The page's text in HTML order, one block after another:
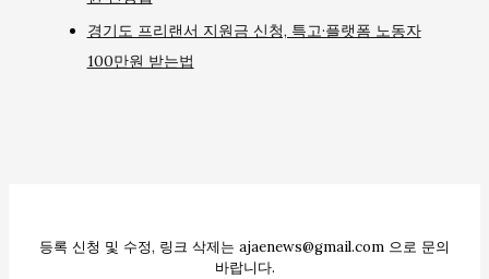
경기도 프리랜서 지원금 신청, 특고·플랫폼 노동자
100만원 받는법
등록 신청 및 수정, 링크 삭제는 ajaenews@gmail.com 으로 문의
바랍니다.